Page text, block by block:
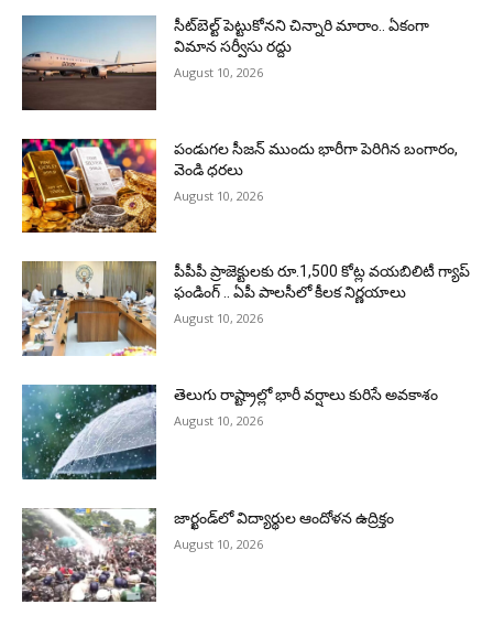
సీట్‌బెల్ట్‌ పెట్టుకోనని చిన్నారి మారాం.. ఏకంగా
విమాన సర్వీసు రద్దు
August 10, 2026
పండుగల సీజన్ ముందు భారీగా పెరిగిన బంగారం,
వెండి ధరలు
August 10, 2026
పీపీపీ ప్రాజెక్టులకు రూ.1,500 కోట్ల వయబిలిటీ గ్యాప్
ఫండింగ్ .. ఏపీ పాలసీలో కీలక నిర్ణయాలు
August 10, 2026
తెలుగు రాష్ట్రాల్లో భారీ వర్షాలు కురిసే అవకాశం
August 10, 2026
జార్ఖండ్‌లో విద్యార్థుల ఆందోళన ఉద్రిక్తం
August 10, 2026